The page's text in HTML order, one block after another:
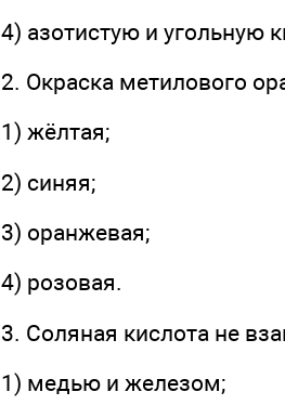
4) азотистую и угольную
2. Окраска метилового
1) жёлтая;
2) синяя;
3) оранжевая;
4) розовая.
3. Соляная кислота не
1) медью и железом;